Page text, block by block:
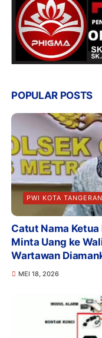
POPULAR POSTS
PWI KOTA
Catut Nama
Minta Uang ke
Wartawan
MEI 18, 2026